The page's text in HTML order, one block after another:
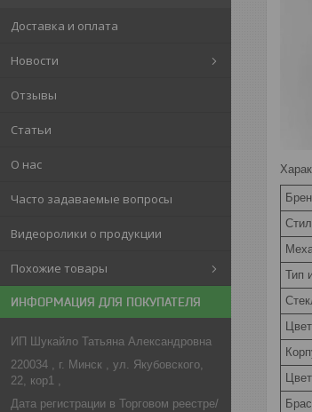
Доставка и оплата
Новости
Отзывы
Статьи
О нас
Часто задаваемые вопросы
Видеоролики о продукции
Похожие товары
ИНФОРМАЦИЯ ДЛЯ ПОКУПАТЕЛЯ
ИП Шукайло Татьяна Александровна
220034 , г. Минск , ул. Якубовского,
22, кор1 ,
Дата регистрации в Торговом реестре/
Тип